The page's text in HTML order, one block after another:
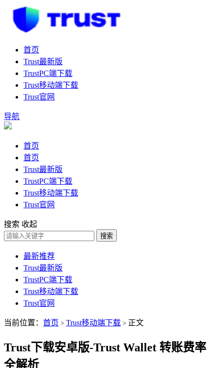
首页
Trust最新版
TrustPC端下载
Trust移动端下载
Trust官网
导航
首页
首页
Trust最新版
TrustPC端下载
Trust移动端下载
Trust官网
搜索 收起
搜索
最新推荐
Trust最新版
TrustPC端下载
Trust移动端下载
Trust官网
当前位置： 首页 > Trust移动端下载 > 正文
Trust下载安卓版-Trust Wallet 转账费率
全解析